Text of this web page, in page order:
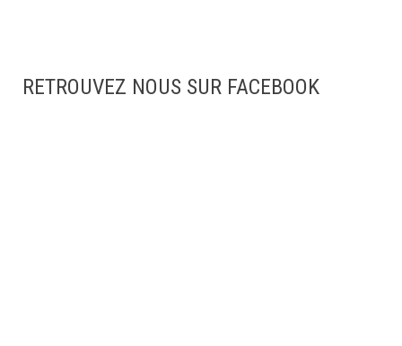
RETROUVEZ NOUS SUR FACEBOOK